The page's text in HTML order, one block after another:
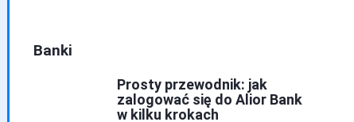
Banki
Prosty przewodnik: jak
zalogować się do Alior Bank
w kilku krokach